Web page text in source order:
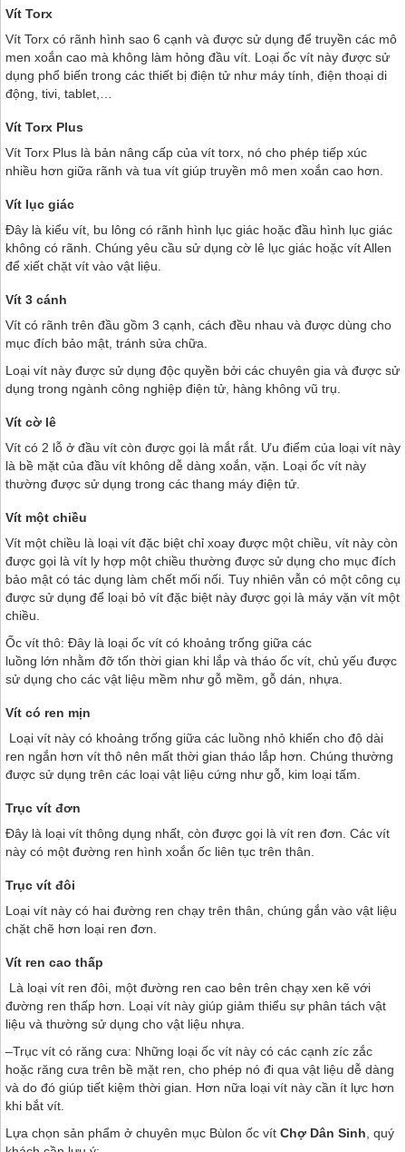
Vít Torx
Vít Torx có rãnh hình sao 6 cạnh và được sử dụng để truyền các mô
men xoắn cao mà không làm hỏng đầu vít. Loại ốc vít này được sử
dụng phổ biến trong các thiết bị điện tử như máy tính, điện thoại di
động, tivi, tablet,…
Vít Torx Plus
Vít Torx Plus là bản nâng cấp của vít torx, nó cho phép tiếp xúc
nhiều hơn giữa rãnh và tua vít giúp truyền mô men xoắn cao hơn.
Vít lục giác
Đây là kiểu vít, bu lông có rãnh hình lục giác hoặc đầu hình lục giác
không có rãnh. Chúng yêu cầu sử dụng cờ lê lục giác hoặc vít Allen
để xiết chặt vít vào vật liệu.
Vít 3 cánh
Vít có rãnh trên đầu gồm 3 cạnh, cách đều nhau và được dùng cho
mục đích bảo mật, tránh sửa chữa.
Loại vít này được sử dụng độc quyền bởi các chuyên gia và được sử
dụng trong ngành công nghiệp điện tử, hàng không vũ trụ.
Vít cờ lê
Vít có 2 lỗ ở đầu vít còn được gọi là mắt rắt. Ưu điểm của loại vít này
là bề mặt của đầu vít không dễ dàng xoắn, vặn. Loại ốc vít này
thường được sử dụng trong các thang máy điện tử.
Vít một chiều
Vít một chiều là loại vít đặc biệt chỉ xoay được một chiều, vít này còn
được gọi là vít ly hợp một chiều thường được sử dụng cho mục đích
bảo mật có tác dụng làm chết mối nối. Tuy nhiên vẫn có một công cụ
được sử dụng để loại bỏ vít đặc biệt này được gọi là máy vặn vít một
chiều.
Ốc vít thô: Đây là loại ốc vít có khoảng trống giữa các
luồng lớn nhằm đỡ tốn thời gian khi lắp và tháo ốc vít, chủ yếu được
sử dụng cho các vật liệu mềm như gỗ mềm, gỗ dán, nhựa.
Vít có ren mịn
Loại vít này có khoảng trống giữa các luồng nhỏ khiến cho độ dài
ren ngắn hơn vít thô nên mất thời gian tháo lắp hơn. Chúng thường
được sử dụng trên các loại vật liệu cứng như gỗ, kim loại tấm.
Trục vít đơn
Đây là loại vít thông dụng nhất, còn được gọi là vít ren đơn. Các vít
này có một đường ren hình xoắn ốc liên tục trên thân.
Trục vít đôi
Loại vít này có hai đường ren chạy trên thân, chúng gắn vào vật liệu
chặt chẽ hơn loại ren đơn.
Vít ren cao thấp
Là loại vít ren đôi, một đường ren cao bên trên chạy xen kẽ với
đường ren thấp hơn. Loại vít này giúp giảm thiểu sự phân tách vật
liệu và thường sử dụng cho vật liệu nhựa.
–Trục vít có răng cưa: Những loại ốc vít này có các cạnh zíc zắc
hoặc răng cưa trên bề mặt ren, cho phép nó đi qua vật liệu dễ dàng
và do đó giúp tiết kiệm thời gian. Hơn nữa loại vít này cần ít lực hơn
khi bắt vít.
Lựa chọn sản phẩm ở chuyên mục Bùlon ốc vít Chợ Dân Sinh , quý